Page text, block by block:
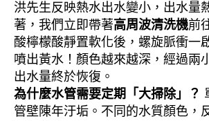
洪先生反映熱水出水變小，出水量
著，我們立即帶著高周波清洗機前
酸檸檬酸靜置軟化後，螺旋脈衝一
噴出黃水！顏色越來越深，經過兩
出水量終於恢復。
為什麼水管需要定期「大掃除」？
管壁陳年汙垢。不同的水質顏色，